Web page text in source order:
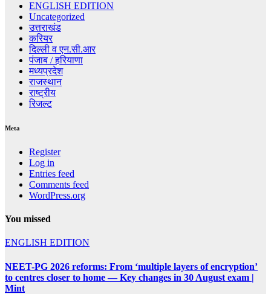
ENGLISH EDITION
Uncategorized
उत्तराखंड
करियर
दिल्ली व एन.सी.आर
पंजाब / हरियाणा
मध्यप्रदेश
राजस्थान
राष्ट्रीय
रिजल्ट
Meta
Register
Log in
Entries feed
Comments feed
WordPress.org
You missed
ENGLISH EDITION
NEET-PG 2026 reforms: From ‘multiple layers of encryption’
to centres closer to home — Key changes in 30 August exam |
Mint